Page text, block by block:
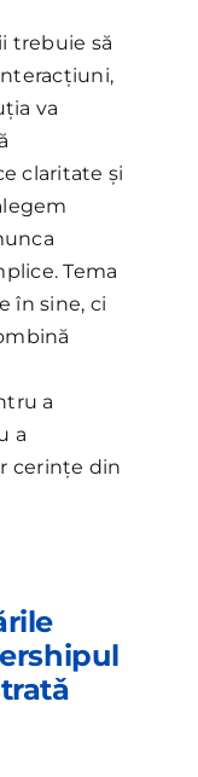
trebuie să
va
claritate și
Tema
în sine, ci
a
a
cerințe din